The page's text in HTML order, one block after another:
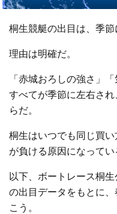
桐生競艇の出目は、季節
理由は明確だ。
「赤城おろしの強さ」
すべてが季節に左右さ
らだ。
桐生はいつでも同じ買
が負ける原因になってい
以下、ボートレース桐
の出目データをもとに
こう。